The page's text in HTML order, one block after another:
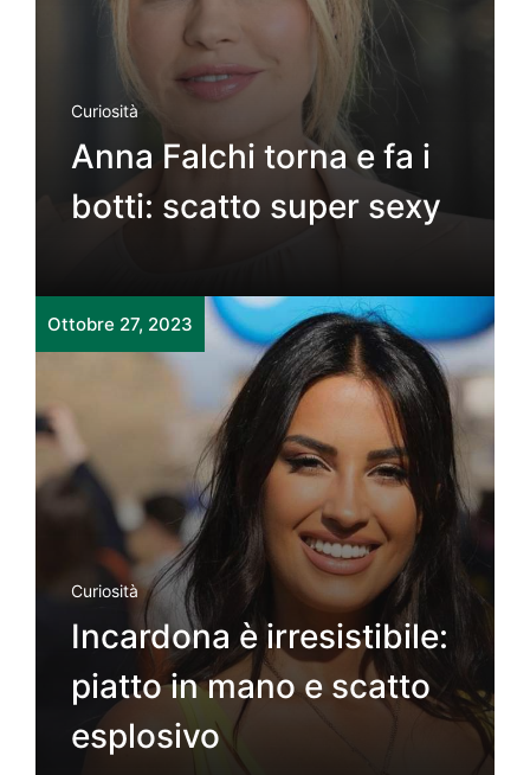
Curiosità
Anna Falchi torna e fa i
botti: scatto super sexy
Ottobre 27, 2023
Curiosità
Incardona è irresistibile:
piatto in mano e scatto
esplosivo